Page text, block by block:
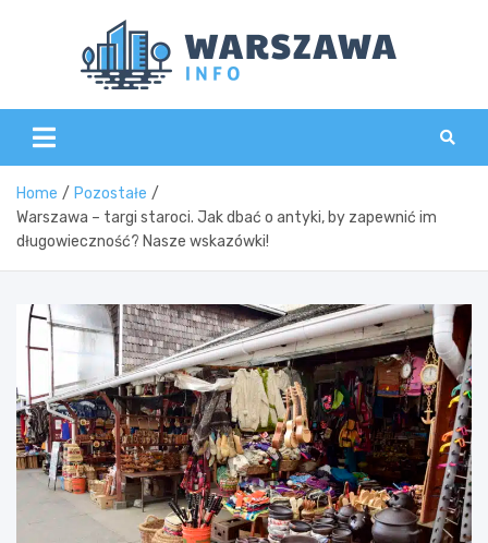
Home
Pozostałe
Warszawa – targi staroci. Jak dbać o antyki, by zapewnić im
długowieczność? Nasze wskazówki!